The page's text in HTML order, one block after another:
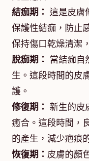
結痂期： 這是皮膚
保護性結痂，防止
保持傷口乾燥清潔
脫痂期： 當結痂自
生。這段時間的皮
護。
修復期： 新生的皮
癒合。這段時間，
的產生，減少疤痕
恢復期： 皮膚的顏